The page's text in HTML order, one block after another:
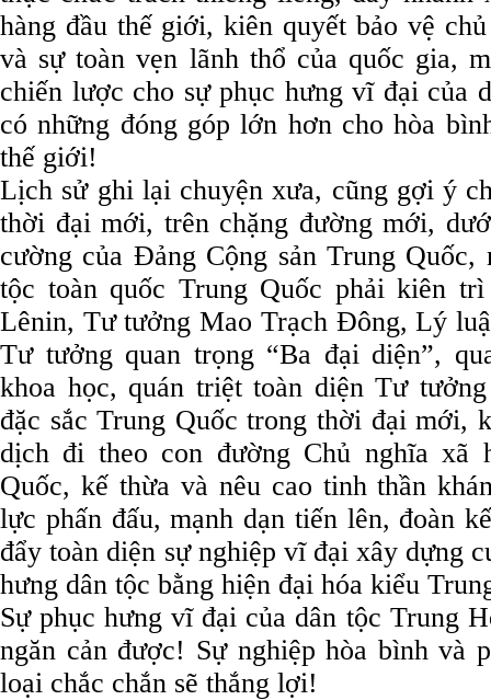
hàng đầu thế giới, kiên quyết bảo vệ
và sự toàn vẹn lãnh thổ của quốc gia,
chiến lược cho sự phục hưng vĩ đại của
có những đóng góp lớn hơn cho hòa
thế giới!
Lịch sử ghi lại chuyện xưa, cũng gợi ý
thời đại mới, trên chặng đường mới,
cường của Đảng Cộng sản Trung Quốc,
tộc toàn quốc Trung Quốc phải kiên
Lênin, Tư tưởng Mao Trạch Đông, Lý
Tư tưởng quan trọng “Ba đại diện”,
khoa học, quán triệt toàn diện Tư
đặc sắc Trung Quốc trong thời đại mới,
dịch đi theo con đường Chủ nghĩa xã
Quốc, kế thừa và nêu cao tinh thần
lực phấn đấu, mạnh dạn tiến lên, đoàn
đẩy toàn diện sự nghiệp vĩ đại xây dựng
hưng dân tộc bằng hiện đại hóa kiểu
Sự phục hưng vĩ đại của dân tộc Trung
ngăn cản được! Sự nghiệp hòa bình và
loại chắc chắn sẽ thắng lợi!